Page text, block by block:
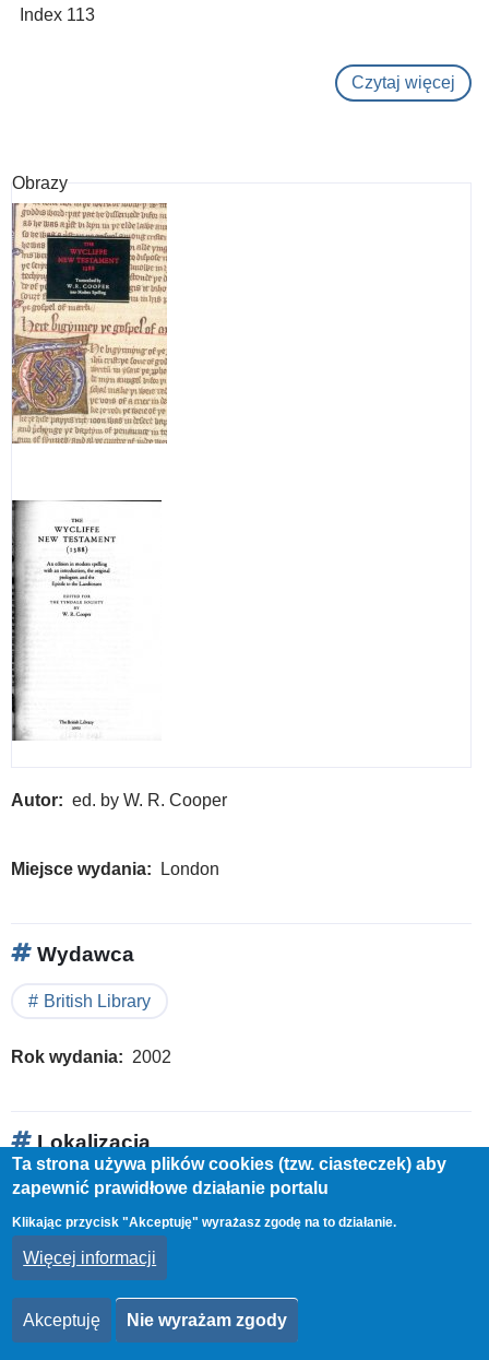
Index 113
Czytaj więcej
Obrazy
Autor ed. by W. R. Cooper
Miejsce wydania London
Wydawca
British Library
Rok wydania 2002
Lokalizacja
Biblioteka Uniwersytecka
Obrazy
Ta strona używa plików cookies (tzw. ciasteczek) aby
zapewnić prawidłowe działanie portalu
Klikając przycisk "Akceptuję" wyrażasz zgodę na to działanie.
Więcej informacji
Akceptuję Nie wyrażam zgody